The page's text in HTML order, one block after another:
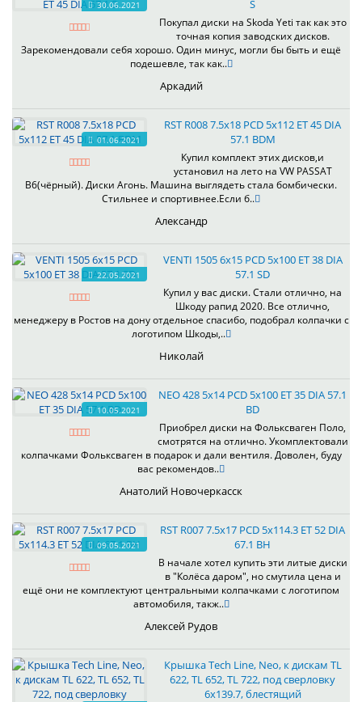
30.06.2021 S
Покупал диски на Skoda Yeti так как это
точная копия заводских дисков.
Зарекомендовали себя хорошо. Один минус, могли бы быть и ещё
подешевле, так как..
Аркадий
01.06.2021
RST R008 7.5x18 PCD 5x112 ET 45 DIA
57.1 BDM
Купил комплект этих дисков,и
установил на лето на VW PASSAT
B6(чёрный). Диски Агонь. Машина выглядеть стала бомбически.
Стильнее и спортивнее.Если б..
Александр
22.05.2021
VENTI 1505 6x15 PCD 5x100 ET 38 DIA
57.1 SD
Купил у вас диски. Стали отлично, на
Шкоду рапид 2020. Все отлично,
менеджеру в Ростов на дону отдельное спасибо, подобрал колпачки с
логотипом Шкоды,..
Николай
10.05.2021
NEO 428 5x14 PCD 5x100 ET 35 DIA 57.1
BD
Приобрел диски на Фольксваген Поло,
смотрятся на отлично. Укомплектовали
колпачками Фольксваген в подарок и дали вентиля. Доволен, буду
вас рекомендов..
Анатолий Новочеркасск
09.05.2021
RST R007 7.5x17 PCD 5x114.3 ET 52 DIA
67.1 BH
В начале хотел купить эти литые диски
в "Колёса даром", но смутила цена и
ещё они не комплектуют центральными колпачками с логотипом
автомобиля, такж..
Алексей Рудов
Крышка Tech Line, Neo, к дискам TL
622, TL 652, TL 722, под сверловку
6х139.7, блестящий